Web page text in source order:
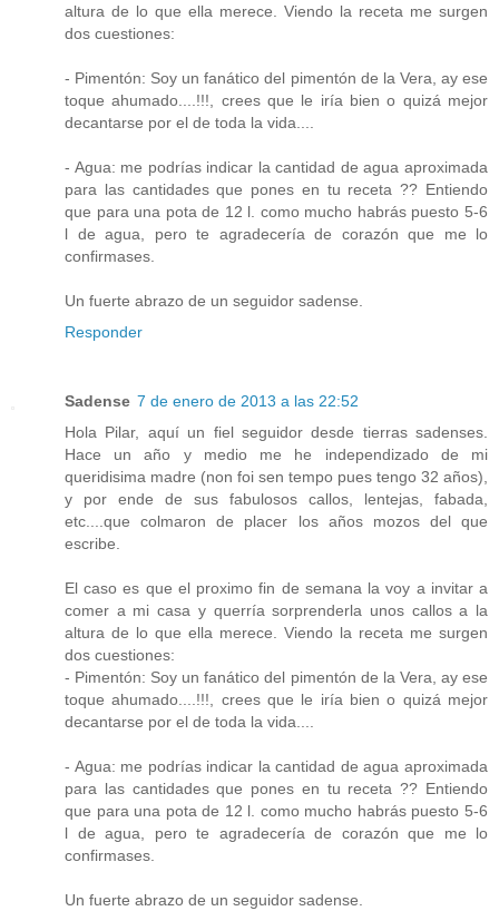
altura de lo que ella merece. Viendo la receta me surgen
dos cuestiones:
- Pimentón: Soy un fanático del pimentón de la Vera, ay ese
toque ahumado....!!!, crees que le iría bien o quizá mejor
decantarse por el de toda la vida....
- Agua: me podrías indicar la cantidad de agua aproximada
para las cantidades que pones en tu receta ?? Entiendo
que para una pota de 12 l. como mucho habrás puesto 5-6
l de agua, pero te agradecería de corazón que me lo
confirmases.
Un fuerte abrazo de un seguidor sadense.
Responder
Sadense 7 de enero de 2013 a las 22:52
Hola Pilar, aquí un fiel seguidor desde tierras sadenses.
Hace un año y medio me he independizado de mi
queridisima madre (non foi sen tempo pues tengo 32 años),
y por ende de sus fabulosos callos, lentejas, fabada,
etc....que colmaron de placer los años mozos del que
escribe.
El caso es que el proximo fin de semana la voy a invitar a
comer a mi casa y querría sorprenderla unos callos a la
altura de lo que ella merece. Viendo la receta me surgen
dos cuestiones:
- Pimentón: Soy un fanático del pimentón de la Vera, ay ese
toque ahumado....!!!, crees que le iría bien o quizá mejor
decantarse por el de toda la vida....
- Agua: me podrías indicar la cantidad de agua aproximada
para las cantidades que pones en tu receta ?? Entiendo
que para una pota de 12 l. como mucho habrás puesto 5-6
l de agua, pero te agradecería de corazón que me lo
confirmases.
Un fuerte abrazo de un seguidor sadense.